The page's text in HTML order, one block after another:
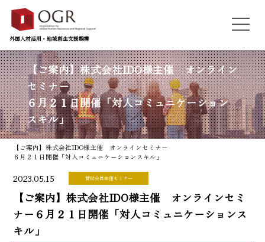
外国人材活用・地域創生支援機構
【ご案内】株式会社IDO様主催 オンライン
セミナー
６月２１日開催「対人コミュニケーション
スキル」
【ご案内】株式会社IDO様主催 オンラインセミナー
６月２１日開催「対人コミュニケーションスキル」
2023.05.15 賛助会員主催セミナー
【ご案内】株式会社IDO様主催 オンラインセミ
ナー ６月２１日開催「対人コミュニケーションス
キル」